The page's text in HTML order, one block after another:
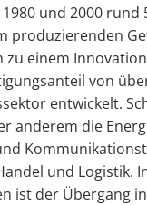
und 2000 rund
produzierenden
zu einem
von
entwickelt.
anderem die
und Logistik.
ist der Übergang